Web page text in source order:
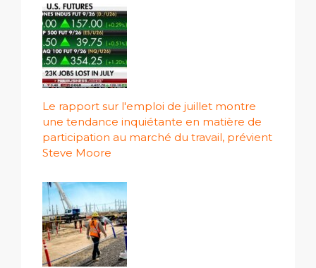
Le rapport sur l'emploi de juillet montre
une tendance inquiétante en matière de
participation au marché du travail, prévient
Steve Moore